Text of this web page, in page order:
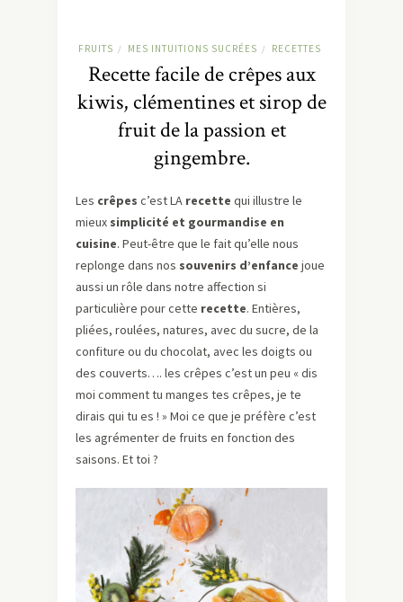
FRUITS / MES INTUITIONS SUCRÉES / RECETTES
Recette facile de crêpes aux
kiwis, clémentines et sirop de
fruit de la passion et
gingembre.
Les crêpes c’est LA recette qui illustre le
mieux simplicité et gourmandise en
cuisine. Peut-être que le fait qu’elle nous
replonge dans nos souvenirs d’enfance joue
aussi un rôle dans notre affection si
particulière pour cette recette. Entières,
pliées, roulées, natures, avec du sucre, de la
confiture ou du chocolat, avec les doigts ou
des couverts…. les crêpes c’est un peu « dis
moi comment tu manges tes crêpes, je te
dirais qui tu es ! » Moi ce que je préfère c’est
les agrémenter de fruits en fonction des
saisons. Et toi ?